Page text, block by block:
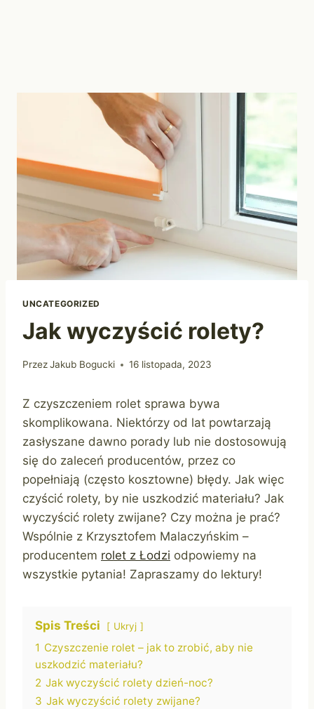
UNCATEGORIZED
Jak wyczyścić rolety?
PrzezJakub Bogucki 16 listopada, 2023
Z czyszczeniem rolet sprawa bywa
skomplikowana. Niektórzy od lat powtarzają
zasłyszane dawno porady lub nie dostosowują
się do zaleceń producentów, przez co
popełniają (często kosztowne) błędy. Jak więc
czyścić rolety, by nie uszkodzić materiału? Jak
wyczyścić rolety zwijane? Czy można je prać?
Wspólnie z Krzysztofem Malaczyńskim –
producentem rolet z Łodzi odpowiemy na
wszystkie pytania! Zapraszamy do lektury!
Spis Treści Ukryj
1 Czyszczenie rolet – jak to zrobić, aby nie
uszkodzić materiału?
2 Jak wyczyścić rolety dzień-noc?
3 Jak wyczyścić rolety zwijane?